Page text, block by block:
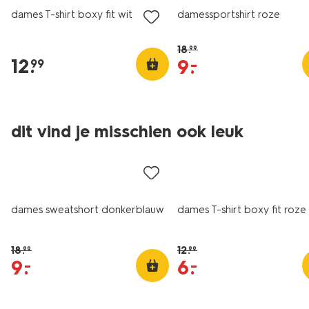
dames T-shirt boxy fit wit
12.
99
damessportshirt roze
18.99
9.
–
dit vind je misschien ook leuk
korting
dames sweatshort donkerblauw
18.99
9.
–
korting
dames T-shirt boxy fit roze
12.99
6.
–